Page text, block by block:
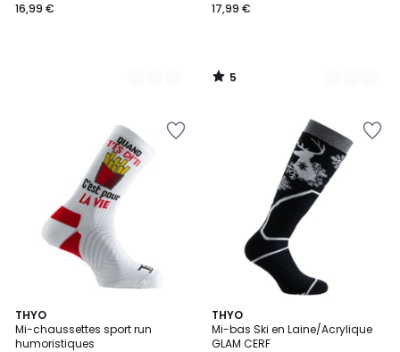
16,99 €
17,99 €
5
/
THYO
Mi-chaussettes sport run
humoristiques
2
Couleurs
THYO
Mi-bas Ski en Laine/Acrylique
GLAM CERF